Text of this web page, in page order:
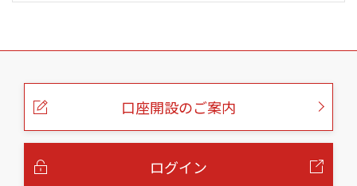
こ
口座開設のご案内
ログイン